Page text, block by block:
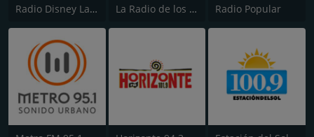
Radio Disney Latinoamérica La Radio de los Lentos Radio Popular